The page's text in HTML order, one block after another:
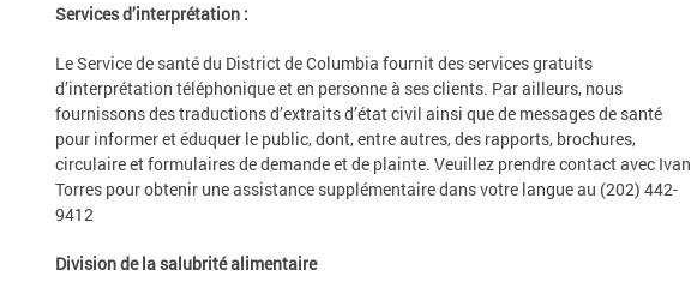
Services d’interprétation :
Le Service de santé du District de Columbia fournit des services gratuits
d’interprétation téléphonique et en personne à ses clients. Par ailleurs, nous
fournissons des traductions d’extraits d’état civil ainsi que de messages de santé
pour informer et éduquer le public, dont, entre autres, des rapports, brochures,
circulaire et formulaires de demande et de plainte. Veuillez prendre contact avec Ivan
Torres pour obtenir une assistance supplémentaire dans votre langue au (202) 442-
9412
Division de la salubrité alimentaire